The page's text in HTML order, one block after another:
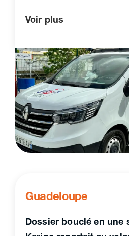
Voir plus
Guadeloupe
Dossier bouclé en une